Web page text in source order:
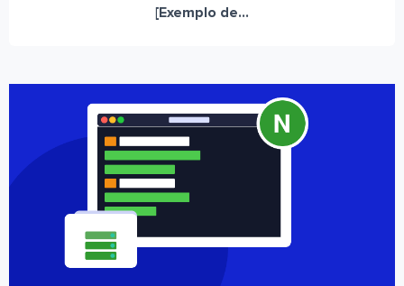
[Exemplo de...